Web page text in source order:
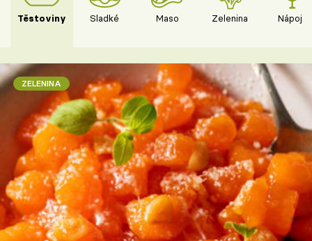
Těstoviny Sladké Maso Zelenina Nápoje
ZELENINA